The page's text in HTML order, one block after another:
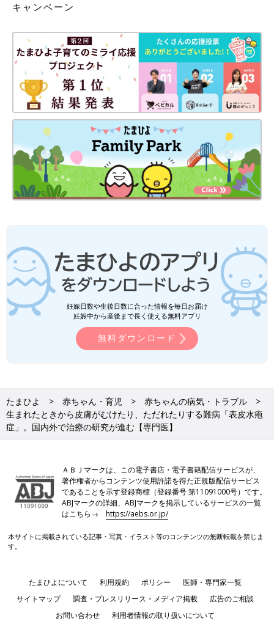
キャンペーン
妊娠日数や生後日数に合った情報を毎日お届け
妊娠中から産後まで長く使える無料アプリ
無料ダウンロード
たまひよ 赤ちゃん・育児
赤ちゃんの病気・トラブル
生まれたときから皮膚がむけたり、ただれたりする難病「表皮水疱
症」。国内外で治療の研究が進む【専門医】
ＡＢＪマークは、この電子書店・電子書籍配信サービスが、
著作権者からコンテンツ使用許諾を得た正規版配信サービス
であることを示す登録商標（登録番号 第11091000号）です。
ABJマークの詳細、ABJマークを掲示しているサービスの一覧
はこちら→https://aebs.or.jp/
本サイトに掲載されている記事・写真・イラスト等のコンテンツの無断転載を禁じま
す。
たまひよについて 利用規約 ポリシー
医師・専門家一覧
サイトマップ
調査・プレスリリース・メディア掲載
広告のご相談
お問い合わせ
利用者情報の取り扱いについて